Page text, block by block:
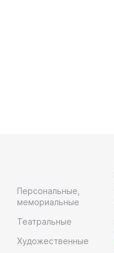
Персональные,
мемориальные
Театральные
Художественные